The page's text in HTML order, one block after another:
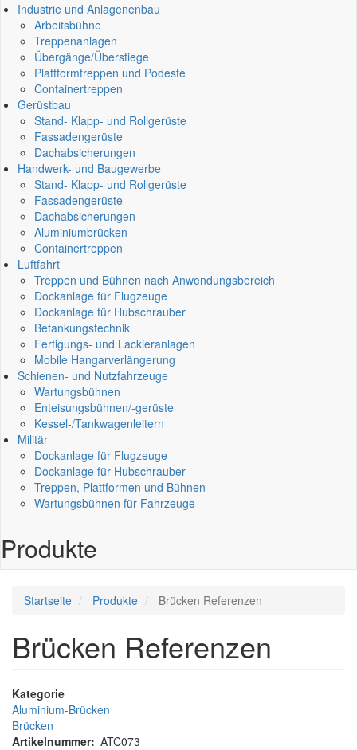
Industrie und Anlagenenbau
Arbeitsbühne
Treppenanlagen
Übergänge/Überstiege
Plattformtreppen und Podeste
Containertreppen
Gerüstbau
Stand- Klapp- und Rollgerüste
Fassadengerüste
Dachabsicherungen
Handwerk- und Baugewerbe
Stand- Klapp- und Rollgerüste
Fassadengerüste
Dachabsicherungen
Aluminiumbrücken
Containertreppen
Luftfahrt
Treppen und Bühnen nach Anwendungsbereich
Dockanlage für Flugzeuge
Dockanlage für Hubschrauber
Betankungstechnik
Fertigungs- und Lackieranlagen
Mobile Hangarverlängerung
Schienen- und Nutzfahrzeuge
Wartungsbühnen
Enteisungsbühnen/-gerüste
Kessel-/Tankwagenleitern
Militär
Dockanlage für Flugzeuge
Dockanlage für Hubschrauber
Treppen, Plattformen und Bühnen
Wartungsbühnen für Fahrzeuge
Produkte
Startseite Produkte Brücken Referenzen
Brücken Referenzen
Kategorie
Aluminium-Brücken
Brücken
Artikelnummer ATC073